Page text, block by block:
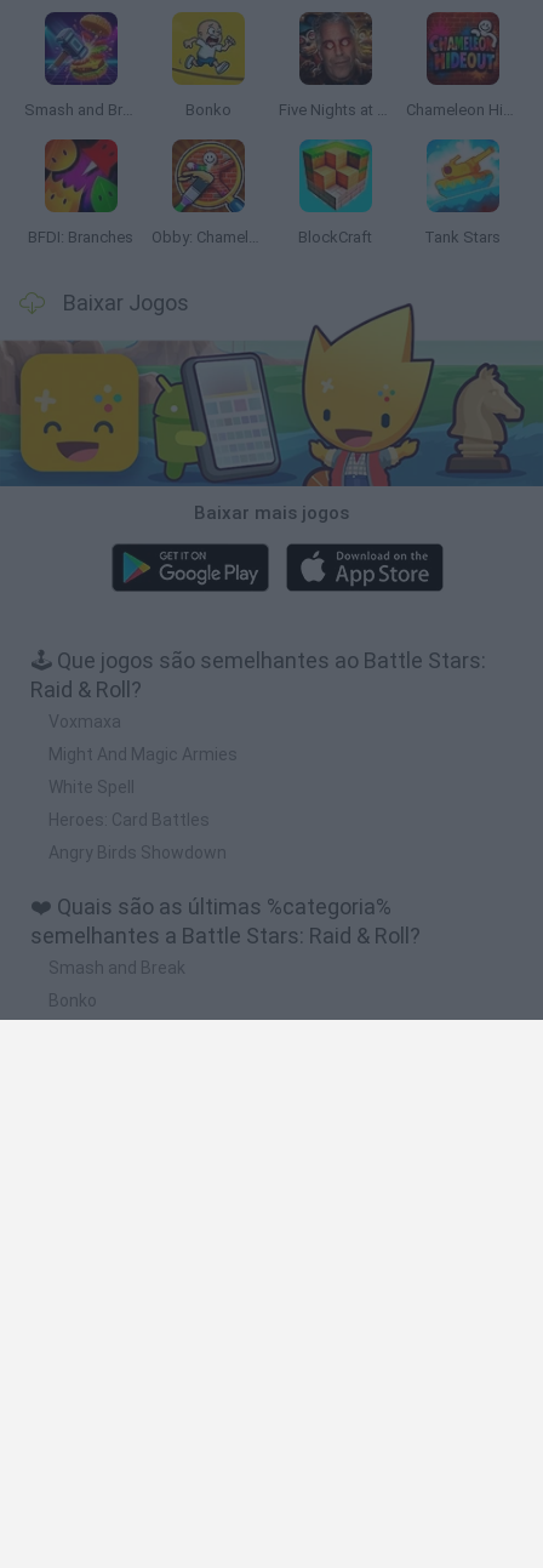
Smash and Break Bonko Five Nights at Epstein's Chameleon Hideout
BFDI: Branches Obby: Chameleon: Paint & Hide BlockCraft Tank Stars
Baixar Jogos
Baixar mais jogos
🕹️ Que jogos são semelhantes ao Battle Stars:
Raid & Roll?
Voxmaxa
Might And Magic Armies
White Spell
Heroes: Card Battles
Angry Birds Showdown
❤️ Quais são as últimas %categoria%
semelhantes a Battle Stars: Raid & Roll?
Smash and Break
Bonko